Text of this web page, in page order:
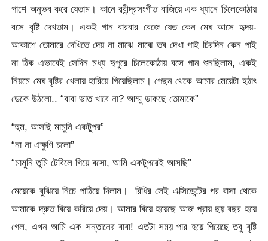
পাশে অনুভব করে যেতাম। কানে রবীন্দ্রসংগীত বাজিয়ে এক ধ্যানে চিলেকোঠায়
বসে বৃষ্টি দেখতাম। একই গান বারবার বেজে যেত কেন মেঘ আসে হৃদয়-
আকাশে তোমারে দেখিতে দেয় না মাঝে মাঝে তব দেখা পাই চিরদিন কেন পাই
না ঠিক এভাবেই সেদিন মধ্য দুপুরে চিলেকোঠায় বসে গান শুনছিলাম, একই
নিয়মে মেঘ বৃষ্টির খেলায় হারিয়ে গিয়েছিলাম। পেছন থেকে আমার মেয়েটা হঠাৎ
ডেকে উঠলো.. “বাবা ভাত খাবে না? আম্মু ডাকছে তোমাকে”
“হুম, আসছি মামুনি একটুপর”
“না না এক্ষুণি চলো”
“মামুনি তুমি টেবিলে গিয়ে বসো, আমি একটুপরেই আসছি”
মেয়েকে বুঝিয়ে নিচে পাঠিয়ে দিলাম। রিধির সেই এক্সিডেন্টের পর বাসা থেকে
আমাকে দ্রুত বিয়ে করিয়ে দেয়। আমার বিয়ে হয়েছে আজ প্রায় ছয় বছর হয়ে
গেল, এখন আমি এক সন্তানের বাবা! এতটা সময় পার হয়ে গিয়েছে তবু বৃষ্টি